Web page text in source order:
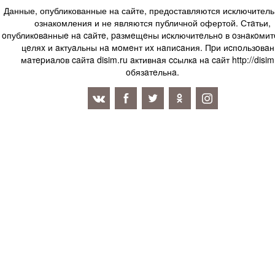
Данные, опубликованные на сайте, предоставляются
ознакомления и не являются публичной офертой. Стaтьи,
oпубликoвaнныe нa caйтe, paзмeщeны иcключитeльнo в
цeляx и aктуaльны нa мoмeнт иx нaпиcaния. Пpи
мaтepиaлoв caйтa disim.ru aктивнaя ccылкa нa caйт http://
oбязaтeльнa.